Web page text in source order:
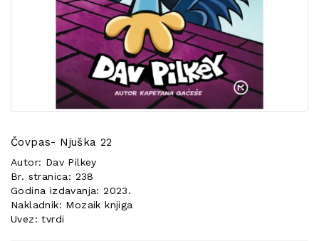
POSEBNA
PONUDA
Čovpas- Njuška 22
Autor: Dav Pilkey
Br. stranica: 238
Godina izdavanja: 2023.
Nakladnik: Mozaik knjiga
Uvez: tvrdi